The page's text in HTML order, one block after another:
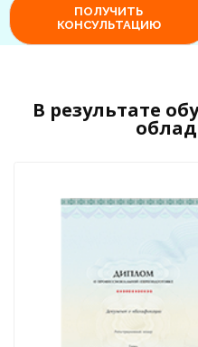
В результате